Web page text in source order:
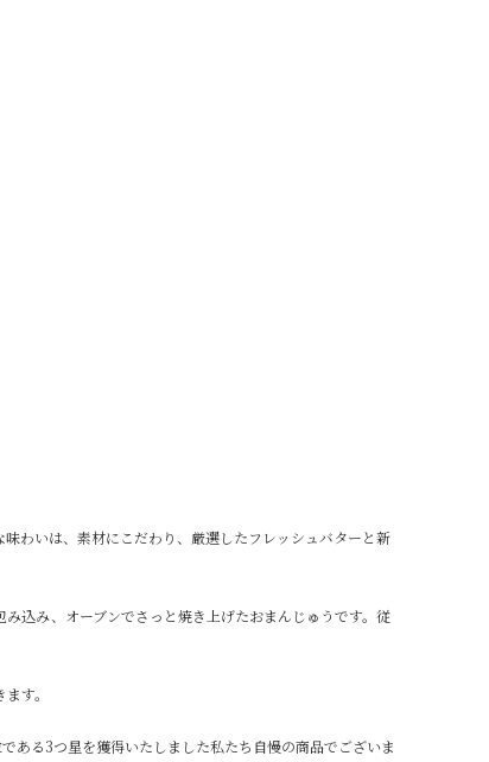
わいは、素材にこだわり、厳選したフレッシュバターと新
込み、オーブンでさっと焼き上げたおまんじゅうです。従
す。
ある3つ星を獲得いたしました私たち自慢の商品でございま